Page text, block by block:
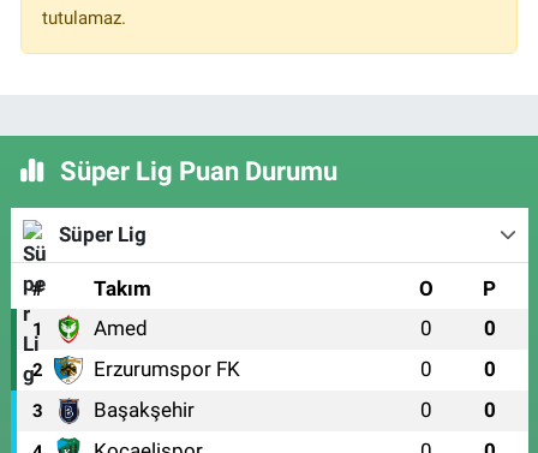
tutulamaz.
Süper Lig Puan Durumu
Süper Lig
# Takım O P
1 Amed 0 0
2 Erzurumspor FK 0 0
3 Başakşehir 0 0